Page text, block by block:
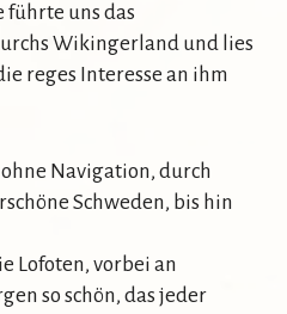
führte uns das
Wikingerland und lies
reges Interesse an ihm
Navigation, durch
Schweden, bis hin
Lofoten, vorbei an
so schön, das jeder